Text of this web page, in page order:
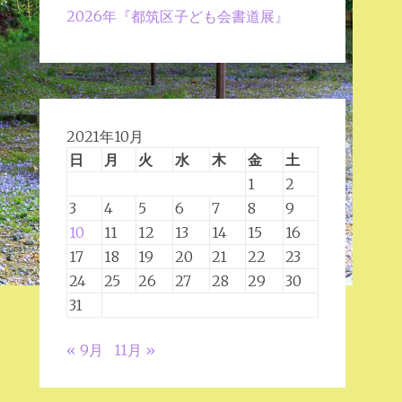
2026年『都筑区子ども会書道展』
2021年10月
日
月 火 水 木 金
土
1
2
3
4 5 6 7 8
9
10
11 12 13 14 15
16
17
18 19 20 21 22
23
24
25 26 27 28 29
30
31
« 9月 11月 »